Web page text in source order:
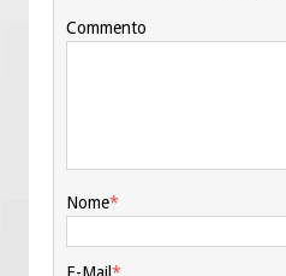
Commento
Nome*